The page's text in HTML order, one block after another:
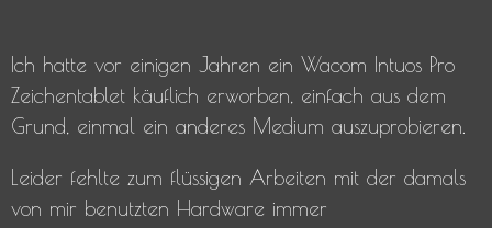
Ich hatte vor einigen Jahren ein Wacom Intuos Pro
Zeichentablet käuflich erworben, einfach aus dem
Grund, einmal ein anderes Medium auszuprobieren.
Leider fehlte zum flüssigen Arbeiten mit der damals
von mir benutzten Hardware immer